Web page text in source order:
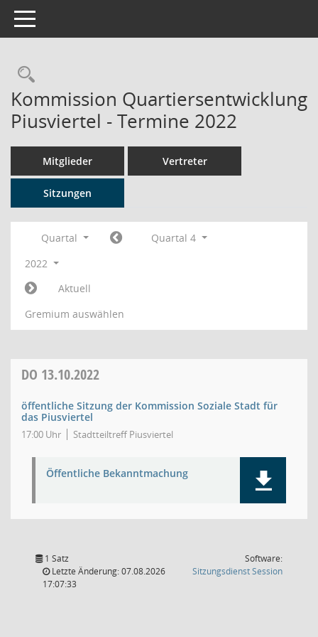
Toggle navigation
Rechercheauswahl
Kommission Quartiersentwicklung
Piusviertel - Termine 2022
Mitglieder Vertreter
Sitzungen
Quartal
Quartal 4
2022
Aktuell
Gremium auswählen
DO 13.10.2022
öffentliche Sitzung der Kommission Soziale Stadt für
das Piusviertel
17:00 Uhr Stadtteiltreff Piusviertel
Öffentliche Bekanntmachung
1 Satz
Letzte Änderung: 07.08.2026
17:07:33
Software:
SitzungsdienstSession(Wird in